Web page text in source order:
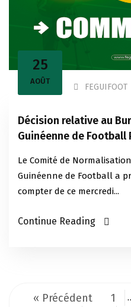
25
AOÛT
FEGUIFOOT
Décision relative au
Guinéenne de
Le Comité de
Guinéenne de Football a
compter de ce mercredi...
Continue Reading
« Précédent 1